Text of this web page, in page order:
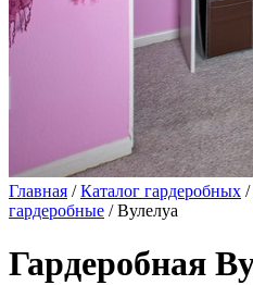
Главная /Каталог гардеробных /
гардеробные / Вулелуа
Гардеробная